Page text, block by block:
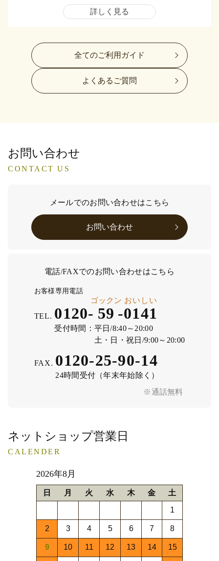
詳しく見る
全てのご利用ガイド
よくあるご質問
お問い合わせ
CONTACT US
メールでのお問い合わせはこちら
お問い合わせ
電話/FAXでのお問い合わせはこちら
※通話無料
お客様専用電話
TEL. 0120- 59
ゴックン
-0141
おいしい
受付時間： 平日/8:40～20:00
土・日・祝日/9:00～20:00
FAX. 0120-25-90-14
24時間受付（年末年始除く）
ネットショップ営業日
CALENDER
2026年8月
日 月 火 水 木 金 土
1
2 3 4 5 6 7 8
9 10 11 12 13 14 15